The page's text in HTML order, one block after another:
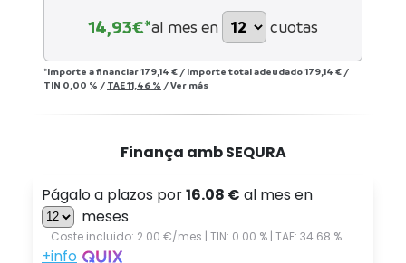
14,93€*al mes en cuotas
*Importe a financiar179,14 € / Importe total adeudado179,14 € /
TIN 0,00 % / TAE11,46 % /Ver más
Finança amb SEQURA